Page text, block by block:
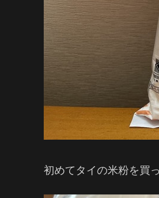
初めてタイの米粉を買